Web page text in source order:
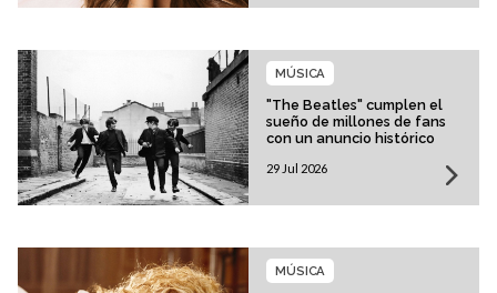
"The Beatles" cumplen el
sueño de millones de fans
con un anuncio histórico
MÚSICA
29 Jul 2026
MÚSICA